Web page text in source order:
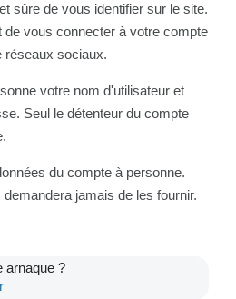
sûre de vous identifier sur le site.
de vous connecter à votre compte
réseaux sociaux.
votre nom d'utilisateur et
Seul le détenteur du compte
du compte à personne.
jamais de les fournir.
arnaque ?